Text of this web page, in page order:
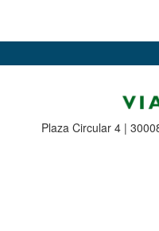
Plaza Circular 4 |